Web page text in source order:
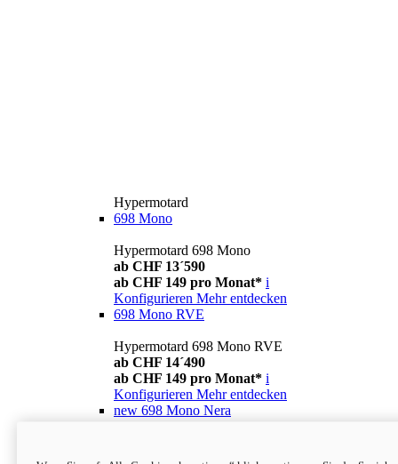
Hypermotard
698 Mono
Hypermotard 698 Mono
ab CHF 13´590
ab CHF 149 pro Monat* i
Konfigurieren Mehr entdecken
698 Mono RVE
Hypermotard 698 Mono RVE
ab CHF 14´490
ab CHF 149 pro Monat* i
Konfigurieren Mehr entdecken
new 698 Mono Nera
ab CHF 13´990